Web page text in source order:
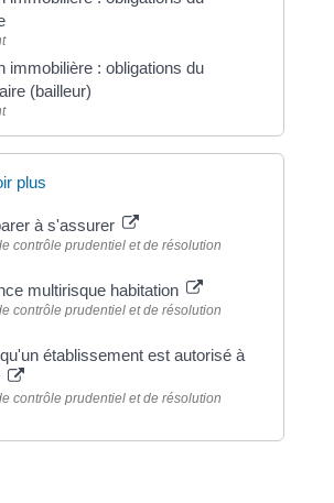
immobilière : obligations du
(bailleur)
plus
à s'assurer
contrôle prudentiel et de résolution
multirisque habitation
contrôle prudentiel et de résolution
établissement est autorisé à
contrôle prudentiel et de résolution